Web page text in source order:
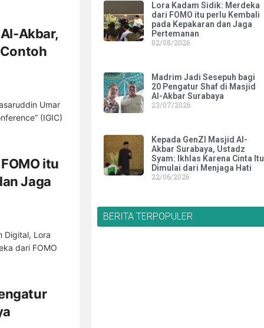
Akbar,
Umar
(IGIC)
itu
Jaga
Digital, Lora
dari FOMO
Lora Kadam Sidik: Merdeka
dari FOMO itu perlu Kembali
pada Kepakaran dan Jaga
Pertemanan
02/08/2026
Madrim Jadi Sesepuh bagi
20 Pengatur Shaf di Masjid
Al-Akbar Surabaya
23/07/2026
Kepada GenZI Masjid Al-
Akbar Surabaya, Ustadz
Syam: Ikhlas Karena Cinta Itu
Dimulai dari Menjaga Hati
22/06/2026
BERITA TERPOPULER